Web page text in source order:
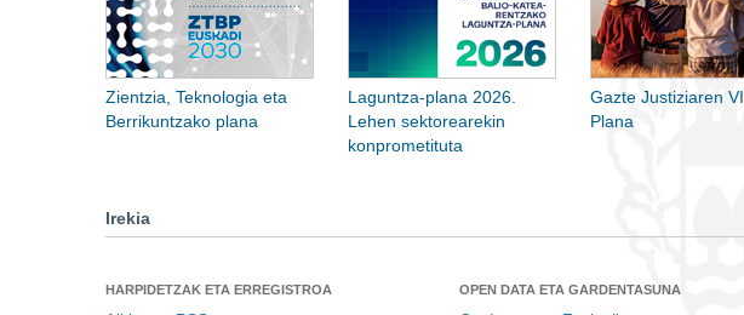
Zientzia, Teknologia eta
Berrikuntzako plana
Laguntza-plana 2026.
Lehen sektorearekin
konprometituta
Gazte Justiziaren VI.
Plana
Irekia
HARPIDETZAK ETA ERREGISTROA OPEN DATA ETA GARDENTASUNA